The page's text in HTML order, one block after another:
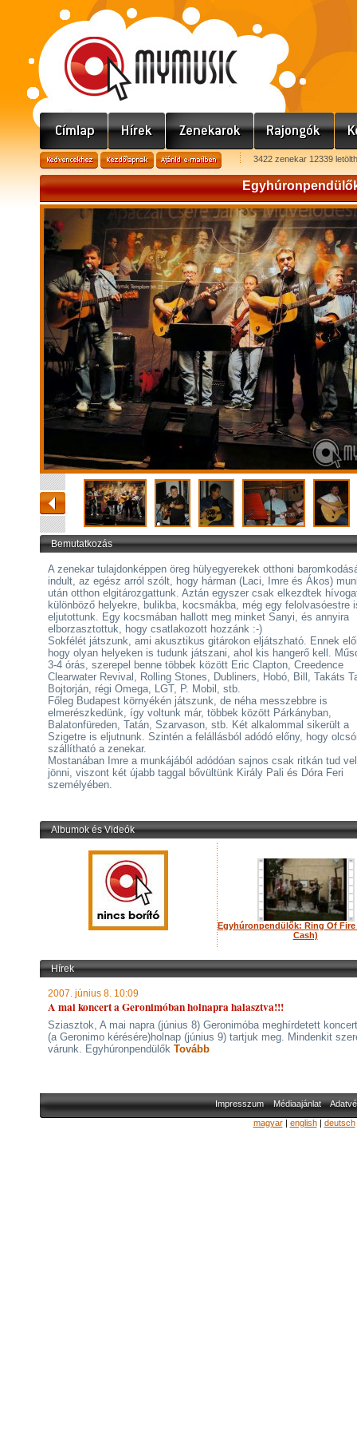
3422 zenekar 12339
Bemutatkozás
A zenekar tulajdonképpen öreg hülyegyerekek otthoni
indult, az egész arról szólt, hogy hárman (Laci, Imre és Ákos)
után otthon elgitározgattunk. Aztán egyszer csak elkezdtek
különböző helyekre, bulikba, kocsmákba, még egy felolvasóestre
eljutottunk. Egy kocsmában hallott meg minket Sanyi, és annyira
elborzasztottuk, hogy csatlakozott hozzánk :-)
Sokfélét játszunk, ami akusztikus gitárokon eljátszható. Ennek
hogy olyan helyeken is tudunk játszani, ahol kis hangerő kell.
3-4 órás, szerepel benne többek között Eric Clapton, Creedence
Clearwater Revival, Rolling Stones, Dubliners, Hobó, Bill, Takáts
Bojtorján, régi Omega, LGT, P. Mobil, stb.
Főleg Budapest környékén játszunk, de néha messzebbre is
elmerészkedünk, így voltunk már, többek között Párkányban,
Balatonfüreden, Tatán, Szarvason, stb. Két alkalommal sikerült a
Szigetre is eljutnunk. Szintén a felállásból adódó előny, hogy
szállítható a zenekar.
Mostanában Imre a munkájából adódóan sajnos csak ritkán tud
jönni, viszont két újabb taggal bővültünk Király Pali és Dóra Feri
személyében.
Albumok és Videók
Egyhúronpendülők: Ring Of
Cash)
Hírek
2007. június 8. 10:09
A mai koncert a Geronimóban holnapra halasztva!!!
Sziasztok, A mai napra (június 8) Geronimóba meghírdetett
(a Geronimo kérésére)holnap (június 9) tartjuk meg. Mindenkit
várunk. Egyhúronpendülők Tovább
Impresszum Médiaajánlat
magyar| english| deutsch